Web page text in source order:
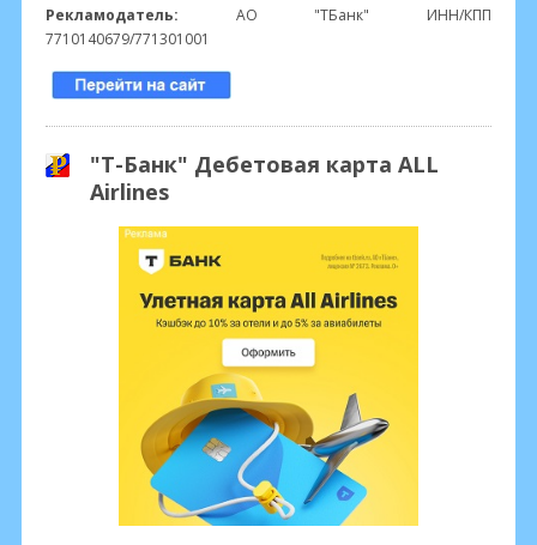
Рекламодатель: АО "ТБанк" ИНН/КПП
7710140679/771301001
"Т-Банк" Дебетовая карта ALL
Airlines